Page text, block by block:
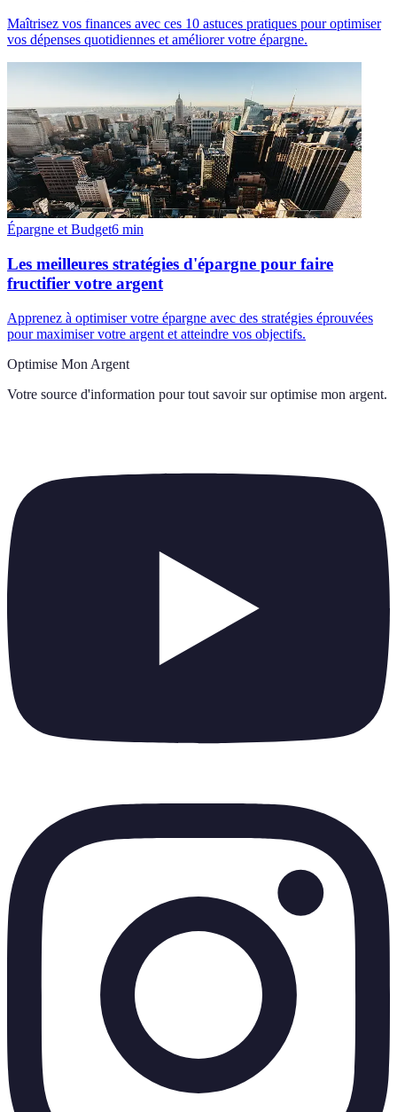
Maîtrisez vos finances avec ces 10 astuces pratiques pour optimiser
vos dépenses quotidiennes et améliorer votre épargne.
Épargne et Budget6 min
Les meilleures stratégies d'épargne pour faire
fructifier votre argent
Apprenez à optimiser votre épargne avec des stratégies éprouvées
pour maximiser votre argent et atteindre vos objectifs.
Optimise Mon Argent
Votre source d'information pour tout savoir sur optimise mon argent.